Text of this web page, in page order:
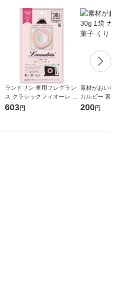
ランドリン 車用フレグラン
ス クラシックフィオーレ ク
リップタイプ 約30日間 車用
603円
素材がおいし
カルビー 素材
まみ
200円